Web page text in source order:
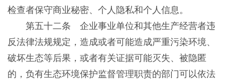
检查者保守商业秘密、个人隐私和个人信息。
第五十二条 企业事业单位和其他生产经营者违
反法律法规规定，造成或者可能造成严重污染环境、
破坏生态等后果，或者有关证据可能灭失、被隐匿
的，负有生态环境保护监督管理职责的部门可以依法